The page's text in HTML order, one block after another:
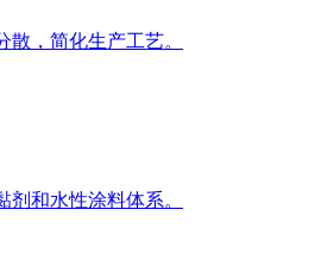
，简化生产工艺。
和水性涂料体系。